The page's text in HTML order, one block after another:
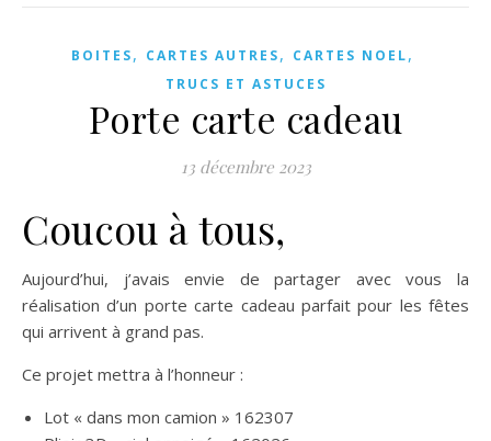
BOITES, CARTES AUTRES, CARTES NOEL,
TRUCS ET ASTUCES
Porte carte cadeau
13 décembre 2023
Coucou à tous,
Aujourd’hui, j’avais envie de partager avec vous la
réalisation d’un porte carte cadeau parfait pour les fêtes
qui arrivent à grand pas.
Ce projet mettra à l’honneur :
Lot « dans mon camion » 162307